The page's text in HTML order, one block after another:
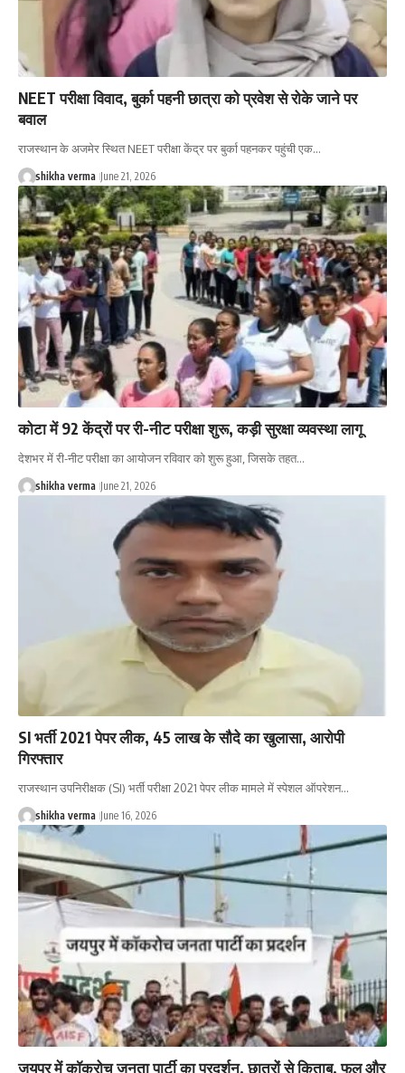
NEET परीक्षा विवाद, बुर्का पहनी छात्रा को प्रवेश से रोके जाने पर
बवाल
राजस्थान के अजमेर स्थित NEET परीक्षा केंद्र पर बुर्का पहनकर पहुंची एक…
shikha verma June 21, 2026
कोटा में 92 केंद्रों पर री-नीट परीक्षा शुरू, कड़ी सुरक्षा व्यवस्था लागू
देशभर में री-नीट परीक्षा का आयोजन रविवार को शुरू हुआ, जिसके तहत…
shikha verma June 21, 2026
SI भर्ती 2021 पेपर लीक, 45 लाख के सौदे का खुलासा, आरोपी
गिरफ्तार
राजस्थान उपनिरीक्षक (SI) भर्ती परीक्षा 2021 पेपर लीक मामले में स्पेशल ऑपरेशन…
shikha verma June 16, 2026
जयपुर में कॉकरोच जनता पार्टी का प्रदर्शन, छात्रों से किताब, फूल और